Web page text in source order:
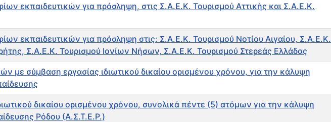
εκπαιδευτικών για πρόσληψη, στις Σ.Α.Ε.Κ. Τουρισμού Αττικής και Σ.Α.Ε.Κ.
εκπαιδευτικών για πρόσληψη στις: Σ.Α.Ε.Κ. Τουρισμού Νοτίου Αιγαίου, Σ.Α.Ε.Κ.
Σ.Α.Ε.Κ. Τουρισμού Ιονίων Νήσων, Σ.Α.Ε.Κ. Τουρισμού Στερεάς Ελλάδας
με σύμβαση εργασίας ιδιωτικού δικαίου ορισμένου χρόνου, για την κάλυψη
δικαίου ορισμένου χρόνου, συνολικά πέντε (5) ατόμων για την κάλυψη
Ρόδου (Α.Σ.Τ.Ε.Ρ.)